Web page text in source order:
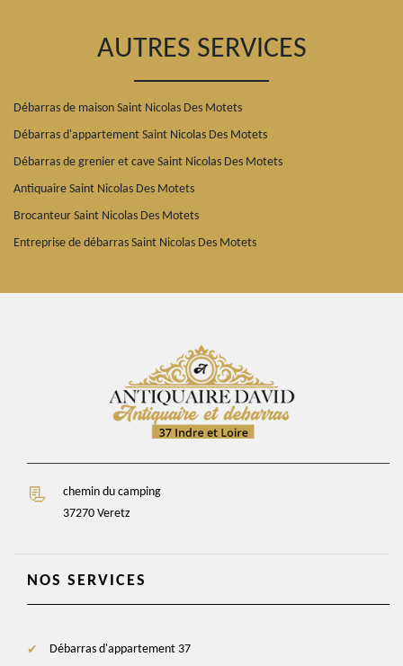
AUTRES SERVICES
Débarras de maison Saint Nicolas Des Motets
Débarras d'appartement Saint Nicolas Des Motets
Débarras de grenier et cave Saint Nicolas Des Motets
Antiquaire Saint Nicolas Des Motets
Brocanteur Saint Nicolas Des Motets
Entreprise de débarras Saint Nicolas Des Motets
chemin du camping
37270 Veretz
NOS SERVICES
Débarras d'appartement 37